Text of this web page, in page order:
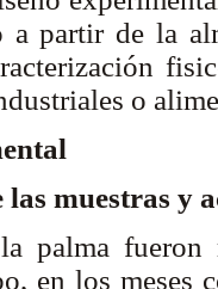
a partir de la
o
las muestras y
palma fueron
en los meses